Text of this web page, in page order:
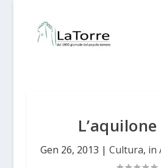
Gen 26, 2013 | Cultura, in